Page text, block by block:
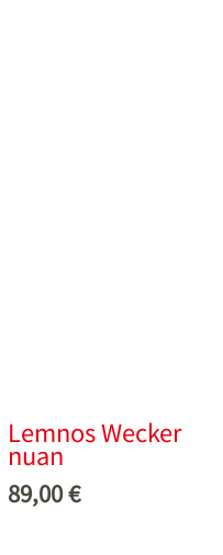
Lemnos Wecker
nuan
89,00€